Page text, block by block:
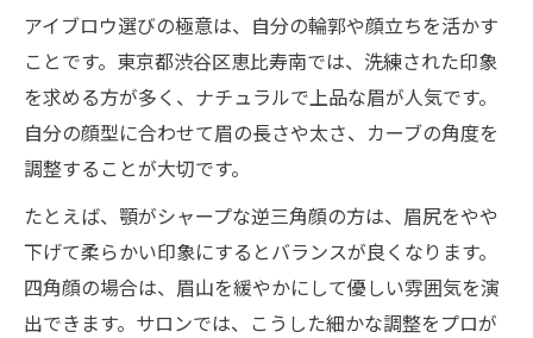
アイブロウ選びの極意は、自分の輪郭や顔立ちを活かす
ことです。東京都渋谷区恵比寿南では、洗練された印象
を求める方が多く、ナチュラルで上品な眉が人気です。
自分の顔型に合わせて眉の長さや太さ、カーブの角度を
調整することが大切です。
たとえば、顎がシャープな逆三角顔の方は、眉尻をやや
下げて柔らかい印象にするとバランスが良くなります。
四角顔の場合は、眉山を緩やかにして優しい雰囲気を演
出できます。サロンでは、こうした細かな調整をプロが